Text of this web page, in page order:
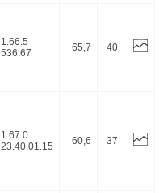
1.66.5
536.67
65,7 40
1.67.0
23.40.01.15
60,6 37